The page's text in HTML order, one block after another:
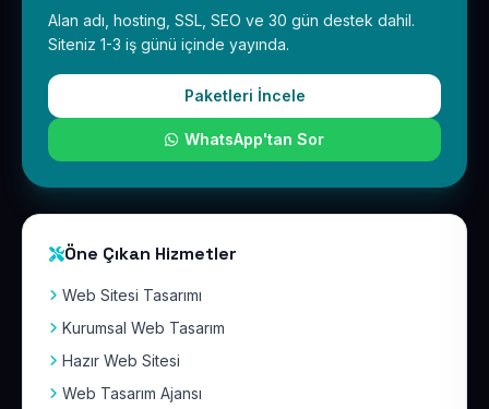
Alan adı, hosting, SSL, SEO ve 30 gün destek dahil.
Siteniz 1-3 iş günü içinde yayında.
Paketleri İncele
WhatsApp'tan Sor
Öne Çıkan Hizmetler
Web Sitesi Tasarımı
Kurumsal Web Tasarım
Hazır Web Sitesi
Web Tasarım Ajansı